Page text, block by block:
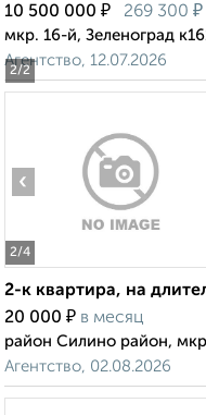
2/2
10 500 000 ₽ 269 300 ₽
мкр. 16-й, Зеленоград
Агентство, 12.07.2026
2/4
‹
2-к квартира, на
20 000 ₽ в месяц
район Силино район,
Агентство, 02.08.2026